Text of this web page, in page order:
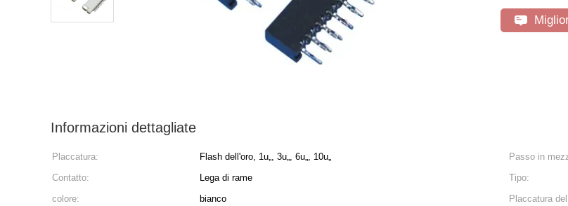
Informazioni dettagliate
Placcatura: Flash dell'oro, 1u„, 3u„, 6u„, 10u„ Passo in
Contatto:
Lega di rame Tipo:
colore:
bianco Placcatura